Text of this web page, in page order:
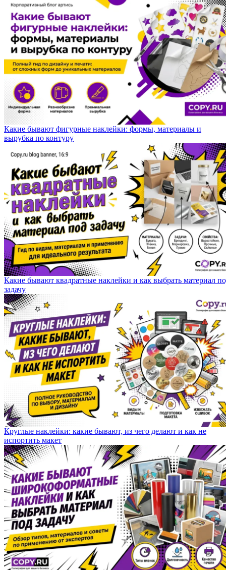
Какие бывают фигурные наклейки: формы, материалы и
вырубка по контуру
Какие бывают квадратные наклейки и как выбрать материал
задачу
Круглые наклейки: какие бывают, из чего делают и как не
испортить макет